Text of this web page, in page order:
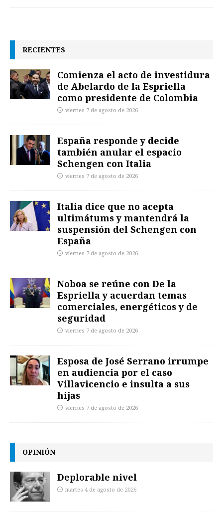
RECIENTES
Comienza el acto de investidura
de Abelardo de la Espriella
como presidente de Colombia
viernes 7 de agosto de 2026
España responde y decide
también anular el espacio
Schengen con Italia
viernes 7 de agosto de 2026
Italia dice que no acepta
ultimátums y mantendrá la
suspensión del Schengen con
España
viernes 7 de agosto de 2026
Noboa se reúne con De la
Espriella y acuerdan temas
comerciales, energéticos y de
seguridad
viernes 7 de agosto de 2026
Esposa de José Serrano irrumpe
en audiencia por el caso
Villavicencio e insulta a sus
hijas
viernes 7 de agosto de 2026
OPINIÓN
Deplorable nivel
martes 4 de agosto de 2026